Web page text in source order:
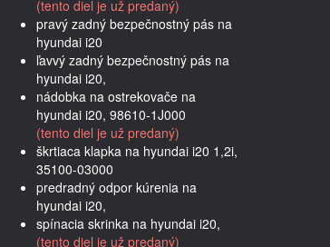
(tento diel je už predaný)
pravý zadný bezpečnostný pás na
hyundai i20
ľavvý zadný bezpečnostný pás na
hyundai i20,
nádobka na ostrekovače na
hyundai i20, 98610-1J000
(tento diel je už predaný)
škrtiaca klapka na hyundai i20 1,2i,
35100-03000
predradný odpor kúrenia na
hyundai i20,
spínacia skrinka na hyundai i20,
(tento diel je už predaný)